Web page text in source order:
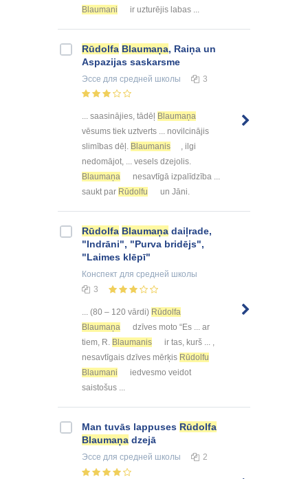
Blaumani
ir uzturējis labas ...
Rūdolfa Blaumaņa, Raiņa un
Aspazijas saskarsme
Эссе для средней школы 3
... saasinājies, tādēļ
Blaumaņa
vēsums tiek uztverts ... novilcinājis
slimības dēļ. Blaumanis
, ilgi
nedomājot, ... vesels dzejolis.
Blaumaņa
nesavtīgā izpalīdzība ...
saukt par Rūdolfu un Jāni.
Rūdolfa Blaumaņa daiļrade,
"Indrāni", "Purva bridējs",
"Laimes klēpī"
Конспект для средней школы
3
... (80 – 120 vārdi) Rūdolfa
Blaumaņa
dzīves moto “Es ... ar
tiem, R. Blaumanis
ir tas, kurš ... ,
nesavtīgais dzīves mērķis Rūdolfu
Blaumani
iedvesmo veidot
saistošus ...
Man tuvās lappuses Rūdolfa
Blaumaņa dzejā
Эссе для средней школы 2